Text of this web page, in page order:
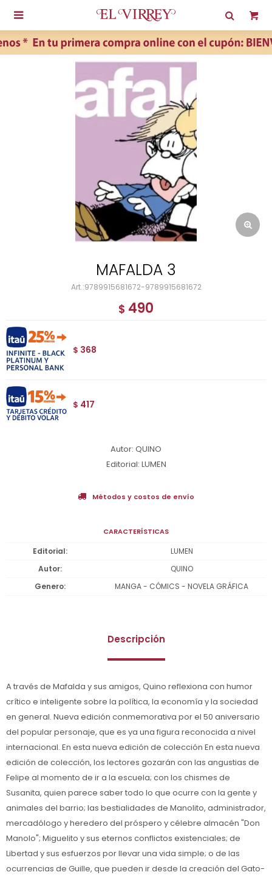

MAFALDA 3
9789915681672-9789915681672
$ 490
$ 368
$ 417
Autor: QUINO
Editorial: LUMEN
Métodos y costos de envío
CARACTERÍSTICAS
Editorial
LUMEN
Autor
QUINO
Genero
MANGA - CÓMICS - NOVELA GRÁFICA
Descripción
A través de Mafalda y sus amigos, Quino reflexiona con humor
crítico e inteligente sobre la política, la economía y la sociedad
en general. Nueva edición conmemorativa por el 50 aniversario
del popular personaje, que es ya una figura reconocida a nivel
internacional. En esta nueva edición de colección En esta nueva
edición de colección, los lectores gozarán con las angustias de
Felipe al momento de ir a la escuela; con los chismes de
Susanita, quien parece saber todo lo que ocurre con la gente y
animales del barrio; las bestialidades de Manolito, administrador,
mercadólogo y heredero del próspero y célebre almacén "Don
Manolo"; Miguelito y sus eternos conflictos existenciales; de
Libertad y sus esfuerzos por llevar una vida simple; o de las
ocurrencias de Guille, que pueden ir desde la creación del Gato-